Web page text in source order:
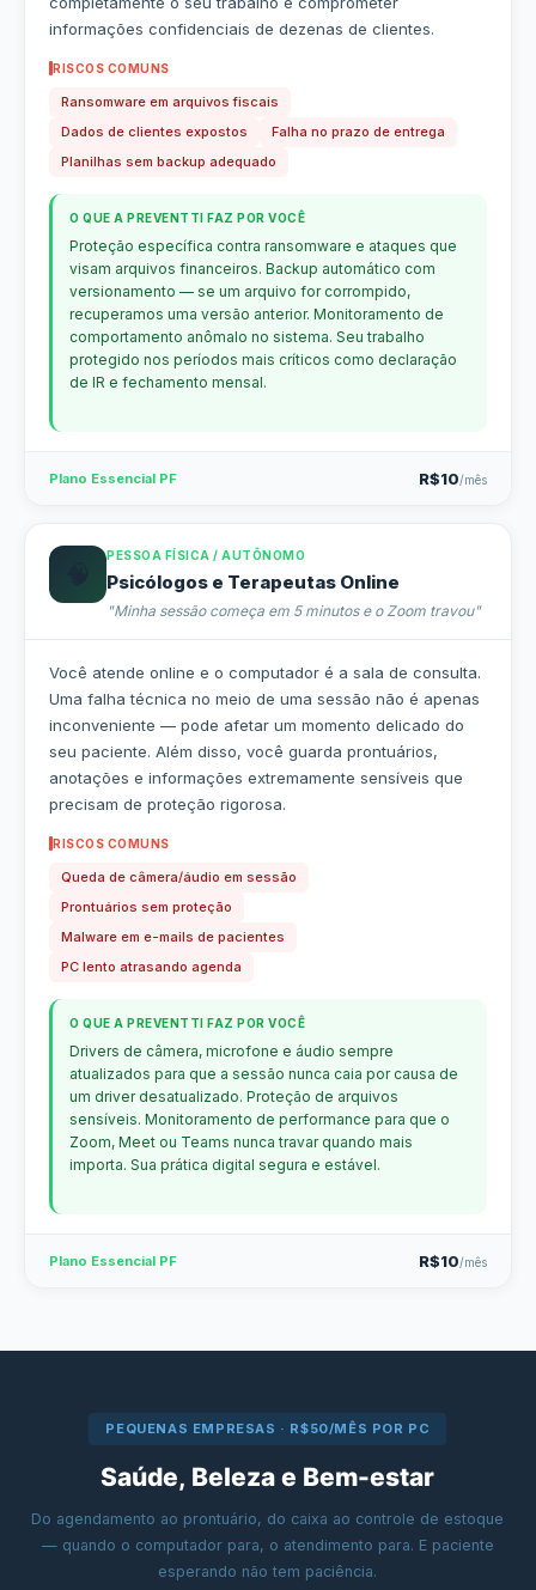
informações confidenciais de dezenas de clientes.
RISCOS COMUNS
Ransomware em arquivos fiscais
Dados de clientes expostos
Falha no prazo de entrega
Planilhas sem backup adequado
O QUE A PREVENTTI FAZ POR VOCÊ
Proteção específica contra ransomware e ataques que
visam arquivos financeiros. Backup automático com
versionamento — se um arquivo for corrompido,
recuperamos uma versão anterior. Monitoramento de
comportamento anômalo no sistema. Seu trabalho
protegido nos períodos mais críticos como declaração
de IR e fechamento mensal.
Plano Essencial PF R$10/mês
PESSOA FÍSICA / AUTÔNOMO
Psicólogos e Terapeutas Online
"Minha sessão começa em 5 minutos e o Zoom travou"
Você atende online e o computador é a sala de consulta.
Uma falha técnica no meio de uma sessão não é apenas
inconveniente — pode afetar um momento delicado do
seu paciente. Além disso, você guarda prontuários,
anotações e informações extremamente sensíveis que
precisam de proteção rigorosa.
RISCOS COMUNS
Queda de câmera/áudio em sessão
Prontuários sem proteção
Malware em e-mails de pacientes
PC lento atrasando agenda
O QUE A PREVENTTI FAZ POR VOCÊ
Drivers de câmera, microfone e áudio sempre
atualizados para que a sessão nunca caia por causa de
um driver desatualizado. Proteção de arquivos
sensíveis. Monitoramento de performance para que o
Zoom, Meet ou Teams nunca travar quando mais
importa. Sua prática digital segura e estável.
Plano Essencial PF R$10/mês
PEQUENAS EMPRESAS · R$50/MÊS POR PC
Saúde, Beleza e Bem-estar
Do agendamento ao prontuário, do caixa ao controle de estoque
— quando o computador para, o atendimento para. E paciente
esperando não tem paciência.